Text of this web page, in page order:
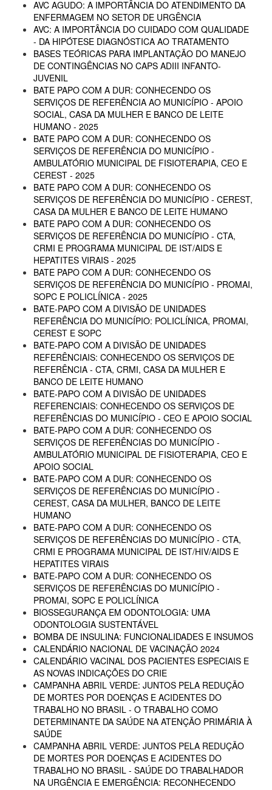
AVC AGUDO: A IMPORTÂNCIA DO ATENDIMENTO DA
ENFERMAGEM NO SETOR DE URGÊNCIA
AVC: A IMPORTÂNCIA DO CUIDADO COM QUALIDADE
- DA HIPÓTESE DIAGNÓSTICA AO TRATAMENTO
BASES TEÓRICAS PARA IMPLANTAÇÃO DO MANEJO
DE CONTINGÊNCIAS NO CAPS ADIII INFANTO-
JUVENIL
BATE PAPO COM A DUR: CONHECENDO OS
SERVIÇOS DE REFERÊNCIA AO MUNICÍPIO - APOIO
SOCIAL, CASA DA MULHER E BANCO DE LEITE
HUMANO - 2025
BATE PAPO COM A DUR: CONHECENDO OS
SERVIÇOS DE REFERÊNCIA DO MUNICÍPIO -
AMBULATÓRIO MUNICIPAL DE FISIOTERAPIA, CEO E
CEREST - 2025
BATE PAPO COM A DUR: CONHECENDO OS
SERVIÇOS DE REFERÊNCIA DO MUNICÍPIO - CEREST,
CASA DA MULHER E BANCO DE LEITE HUMANO
BATE PAPO COM A DUR: CONHECENDO OS
SERVIÇOS DE REFERÊNCIA DO MUNICÍPIO - CTA,
CRMI E PROGRAMA MUNICIPAL DE IST/AIDS E
HEPATITES VIRAIS - 2025
BATE PAPO COM A DUR: CONHECENDO OS
SERVIÇOS DE REFERÊNCIA DO MUNICÍPIO - PROMAI,
SOPC E POLICLÍNICA - 2025
BATE-PAPO COM A DIVISÃO DE UNIDADES
REFERÊNCIA DO MUNICÍPIO: POLICLÍNICA, PROMAI,
CEREST E SOPC
BATE-PAPO COM A DIVISÃO DE UNIDADES
REFERÊNCIAIS: CONHECENDO OS SERVIÇOS DE
REFERÊNCIA - CTA, CRMI, CASA DA MULHER E
BANCO DE LEITE HUMANO
BATE-PAPO COM A DIVISÃO DE UNIDADES
REFERENCIAIS: CONHECENDO OS SERVIÇOS DE
REFERÊNCIAS DO MUNICÍPIO - CEO E APOIO SOCIAL
BATE-PAPO COM A DUR: CONHECENDO OS
SERVIÇOS DE REFERÊNCIAS DO MUNICÍPIO -
AMBULATÓRIO MUNICIPAL DE FISIOTERAPIA, CEO E
APOIO SOCIAL
BATE-PAPO COM A DUR: CONHECENDO OS
SERVIÇOS DE REFERÊNCIAS DO MUNICÍPIO -
CEREST, CASA DA MULHER, BANCO DE LEITE
HUMANO
BATE-PAPO COM A DUR: CONHECENDO OS
SERVIÇOS DE REFERÊNCIAS DO MUNICÍPIO - CTA,
CRMI E PROGRAMA MUNICIPAL DE IST/HIV/AIDS E
HEPATITES VIRAIS
BATE-PAPO COM A DUR: CONHECENDO OS
SERVIÇOS DE REFERÊNCIAS DO MUNICÍPIO -
PROMAI, SOPC E POLICLÍNICA
BIOSSEGURANÇA EM ODONTOLOGIA: UMA
ODONTOLOGIA SUSTENTÁVEL
BOMBA DE INSULINA: FUNCIONALIDADES E INSUMOS
CALENDÁRIO NACIONAL DE VACINAÇÃO 2024
CALENDÁRIO VACINAL DOS PACIENTES ESPECIAIS E
AS NOVAS INDICAÇÕES DO CRIE
CAMPANHA ABRIL VERDE: JUNTOS PELA REDUÇÃO
DE MORTES POR DOENÇAS E ACIDENTES DO
TRABALHO NO BRASIL - O TRABALHO COMO
DETERMINANTE DA SAÚDE NA ATENÇÃO PRIMÁRIA À
SAÚDE
CAMPANHA ABRIL VERDE: JUNTOS PELA REDUÇÃO
DE MORTES POR DOENÇAS E ACIDENTES DO
TRABALHO NO BRASIL - SAÚDE DO TRABALHADOR
NA URGÊNCIA E EMERGÊNCIA: RECONHECENDO